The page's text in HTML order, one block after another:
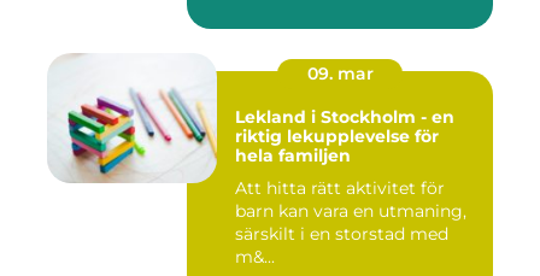
09. mar
Lekland i Stockholm - en
riktig lekupplevelse för
hela familjen
Att hitta rätt aktivitet för
barn kan vara en utmaning,
särskilt i en storstad med
m&...